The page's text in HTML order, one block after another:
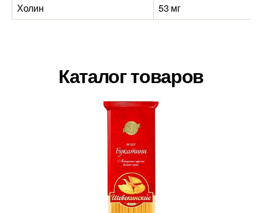
Холин
53 мг
Каталог товаров